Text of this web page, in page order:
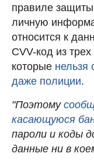
правиле
личную
относится к
CVV-код из
которые нельзя
даже полиции.
"Поэтому
касающуюся
пароли и коды
данные ни в